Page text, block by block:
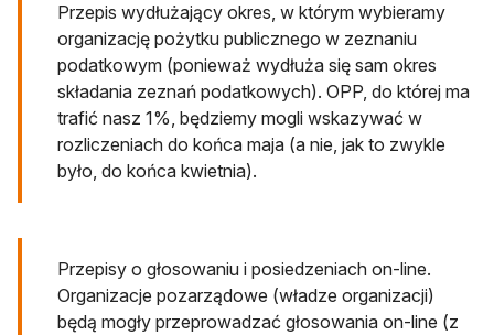
Przepis wydłużający okres, w którym wybieramy
organizację pożytku publicznego w zeznaniu
podatkowym (ponieważ wydłuża się sam okres
składania zeznań podatkowych). OPP, do której ma
trafić nasz 1%, będziemy mogli wskazywać w
rozliczeniach do końca maja (a nie, jak to zwykle
było, do końca kwietnia).
Przepisy o głosowaniu i posiedzeniach on-line.
Organizacje pozarządowe (władze organizacji)
będą mogły przeprowadzać głosowania on-line (z